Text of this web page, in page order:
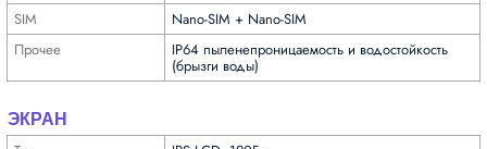
SIM
Nano-SIM + Nano-SIM
Прочее
IP64 пыленепроницаемость и водостойкость
(брызги воды)
ЭКРАН